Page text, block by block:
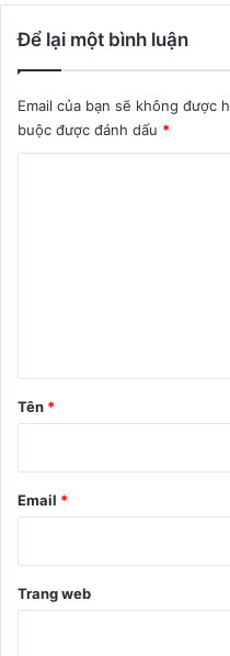
Để lại một bình luận
Email của bạn sẽ không được
buộc được đánh dấu *
n
Tên *
Email *
Trang web